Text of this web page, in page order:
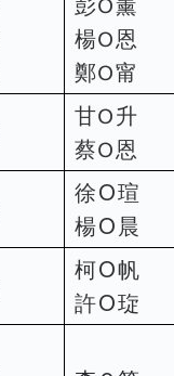
彭
薰
楊Ｏ恩
鄭Ｏ甯
甘Ｏ升
蔡Ｏ恩
徐Ｏ瑄
楊Ｏ 晨
柯Ｏ帆
許Ｏ琁